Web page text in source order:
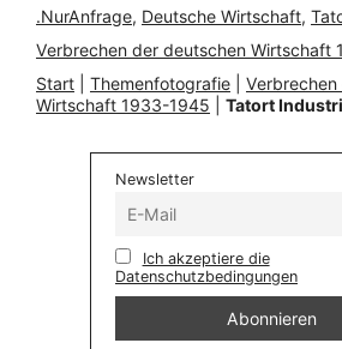
.NurAnfrage, Deutsche Wirtschaft,
Verbrechen der deutschen Wirtschaft
Start
Themenfotografie
Wirtschaft 1933-1945
Tatort
Newsletter
Ich akzeptiere die
Datenschutzbedingungen